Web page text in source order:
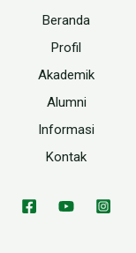
Beranda
Profil
Akademik
Alumni
Informasi
Kontak